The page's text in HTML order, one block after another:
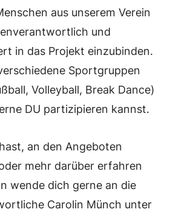
aus unserem Verein
und
in das Projekt einzubinden.
Sportgruppen
Volleyball, Break Dance)
DU partizipieren kannst.
an den Angeboten
mehr darüber erfahren
wende dich gerne an die
Carolin Münch unter